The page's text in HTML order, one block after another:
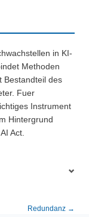
in KI-
Methoden
Bestandteil des
Fuer
Instrument
Hintergrund
Act.
Redundanz →